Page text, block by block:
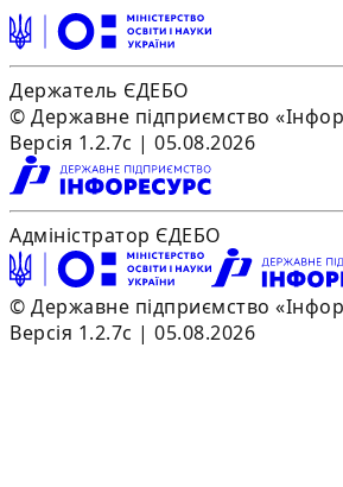
Держатель ЄДЕБО
© Державне підприємство
Версія 1.2.7c | 05.08.2026
Адміністратор ЄДЕБО
© Державне підприємство
Версія 1.2.7c | 05.08.2026